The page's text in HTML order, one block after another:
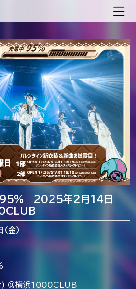
ョン
％＿2025年2月14日
金）
＠横浜1000CLUB